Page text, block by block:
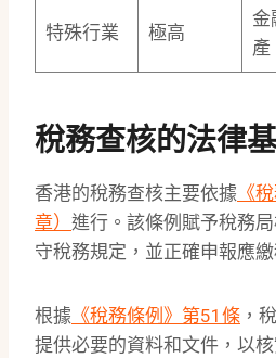
特殊行業 極高
金
產
稅務查核的法律
香港的稅務查核主要依據 《
章） 進行。該條例賦予稅務
守稅務規定，並正確申報應繳
根據 《稅務條例》第51條 ，
提供必要的資料和文件，以